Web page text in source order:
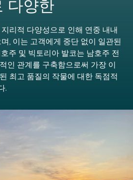
다양한
리적 다양성으로 인해 연중 내내
, 이는 고객에게 중단 없이 일관된
주 및 빅토리아 발코는 남호주 전
인 관계를 구축함으로써 가장 이
최고 품질의 작물에 대한 독점적
.